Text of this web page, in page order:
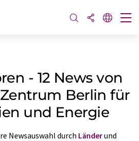
- 12 News von
Berlin für
und Energie
Newsauswahl durch Länderund